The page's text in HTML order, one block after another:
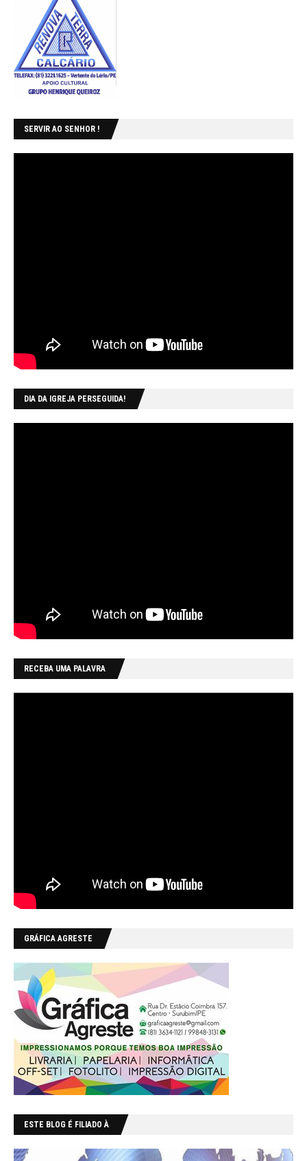
SERVIR AO SENHOR !
DIA DA IGREJA PERSEGUIDA!
RECEBA UMA PALAVRA
GRÁFICA AGRESTE
ESTE BLOG É FILIADO À